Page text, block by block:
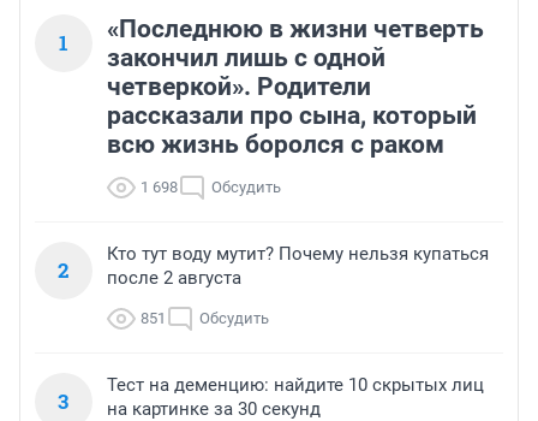
1
«Последнюю в жизни четверть
закончил лишь с одной
четверкой». Родители
рассказали про сына, который
всю жизнь боролся с раком
1 698 Обсудить
2
Кто тут воду мутит? Почему нельзя купаться
после 2 августа
851 Обсудить
3
Тест на деменцию: найдите 10 скрытых лиц
на картинке за 30 секунд